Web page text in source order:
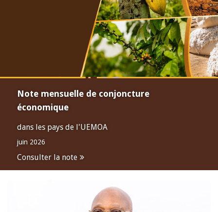
Note mensuelle de conjoncture
économique
dans les pays de l'UEMOA
juin 2026
Consulter la note